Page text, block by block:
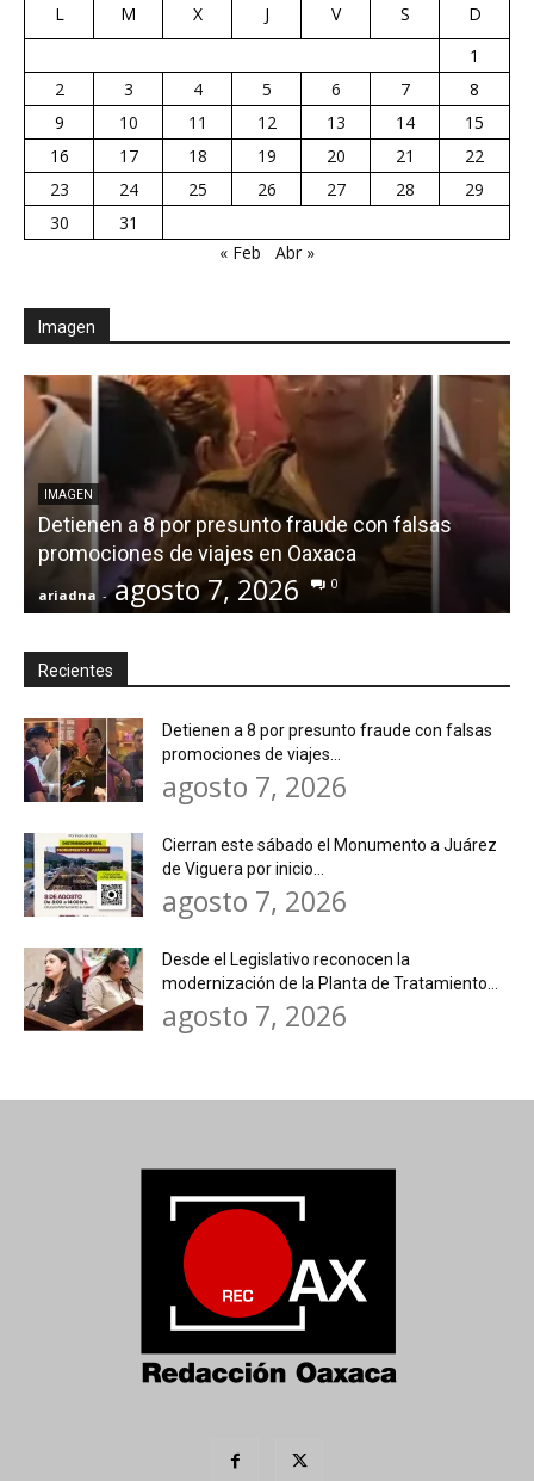
L M X J V S
D
1
2
3 4 5 6 7
8
9
10 11 12 13 14
15
16
17 18 19 20 21
22
23
24 25 26 27 28
29
30
31
« Feb
Abr »
Imagen
IMAGEN
Detienen a 8 por presunto fraude con falsas
promociones de viajes en Oaxaca
ariadna - agosto 7, 2026 0
Recientes
Detienen a 8 por presunto fraude con falsas
promociones de viajes...
agosto 7, 2026
Cierran este sábado el Monumento a Juárez
de Viguera por inicio...
agosto 7, 2026
Desde el Legislativo reconocen la
modernización de la Planta de Tratamiento...
agosto 7, 2026